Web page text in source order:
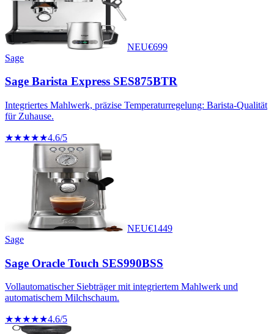
NEU€699
Sage
Sage Barista Express SES875BTR
Integriertes Mahlwerk, präzise Temperaturregelung: Barista-Qualität
für Zuhause.
★★★★★4.6/5
NEU€1449
Sage
Sage Oracle Touch SES990BSS
Vollautomatischer Siebträger mit integriertem Mahlwerk und
automatischem Milchschaum.
★★★★★4.6/5